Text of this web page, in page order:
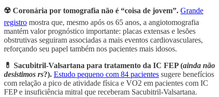
☢️ Coronária por tomografia não é “coisa de jovem”. Grande
registro mostra que, mesmo após os 65 anos, a angiotomografia
mantém valor prognóstico importante: placas extensas e lesões
obstrutivas seguiram associadas a mais eventos cardiovasculares,
reforçando seu papel também nos pacientes mais idosos.
💊 Sacubitril-Valsartana para tratamento da IC FEP (ainda não
desistimos rs?). Estudo pequeno com 84 pacientes sugere benefícios
com relação a pico de atividade física e VO2 em pacientes com IC
FEP e insuficiência mitral que receberam Sacubitril-Valsartana.